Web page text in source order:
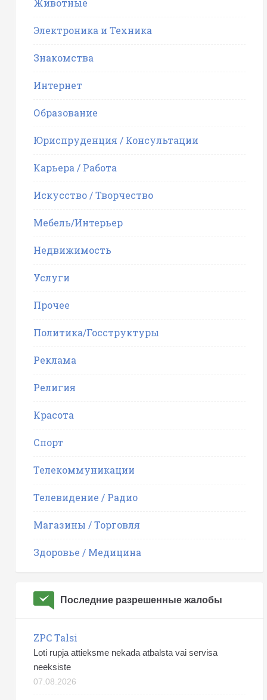
Животные
Электроника и Техника
Знакомства
Интернет
Образование
Юриспруденция / Консультации
Карьера / Работа
Искусство / Творчество
Мебель/Интерьер
Недвижимость
Услуги
Прочее
Политика/Госструктуры
Реклама
Религия
Красота
Спорт
Телекоммуникации
Телевидение / Радио
Магазины / Торговля
Здоровье / Медицина
Последние разрешенные жалобы
ZPC Talsi
Loti rupja attieksme nekada atbalsta vai servisa
neeksiste
07.08.2026